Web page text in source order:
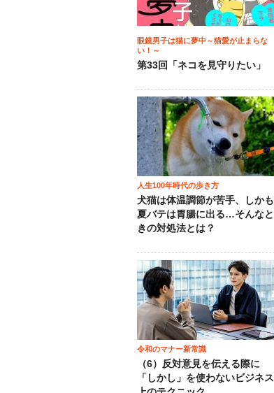
眼鏡男子は猫に夢中～猫愛が止まらな
い！～
第33回「ネコを見守りたい」
人生100年時代の歩き方
犬猫は体温調節が苦手、しかも
夏バテは胃腸に出る…そんなと
きの対処法とは？
令和のマナー新常識
（6）反対意見を伝える際に
「しかし」を使わないビジネス